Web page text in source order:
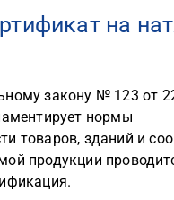
на
закону № 123 от
нормы
товаров, зданий и
продукции